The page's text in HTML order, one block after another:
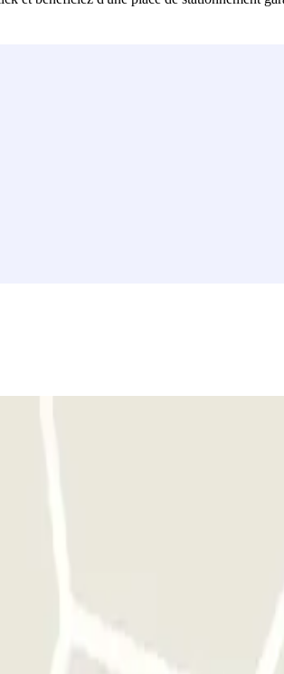
vous êtes devant la bonne entrée avant
est le même que pour l'entrée. Vous
le lien que vous trouverez dans votre